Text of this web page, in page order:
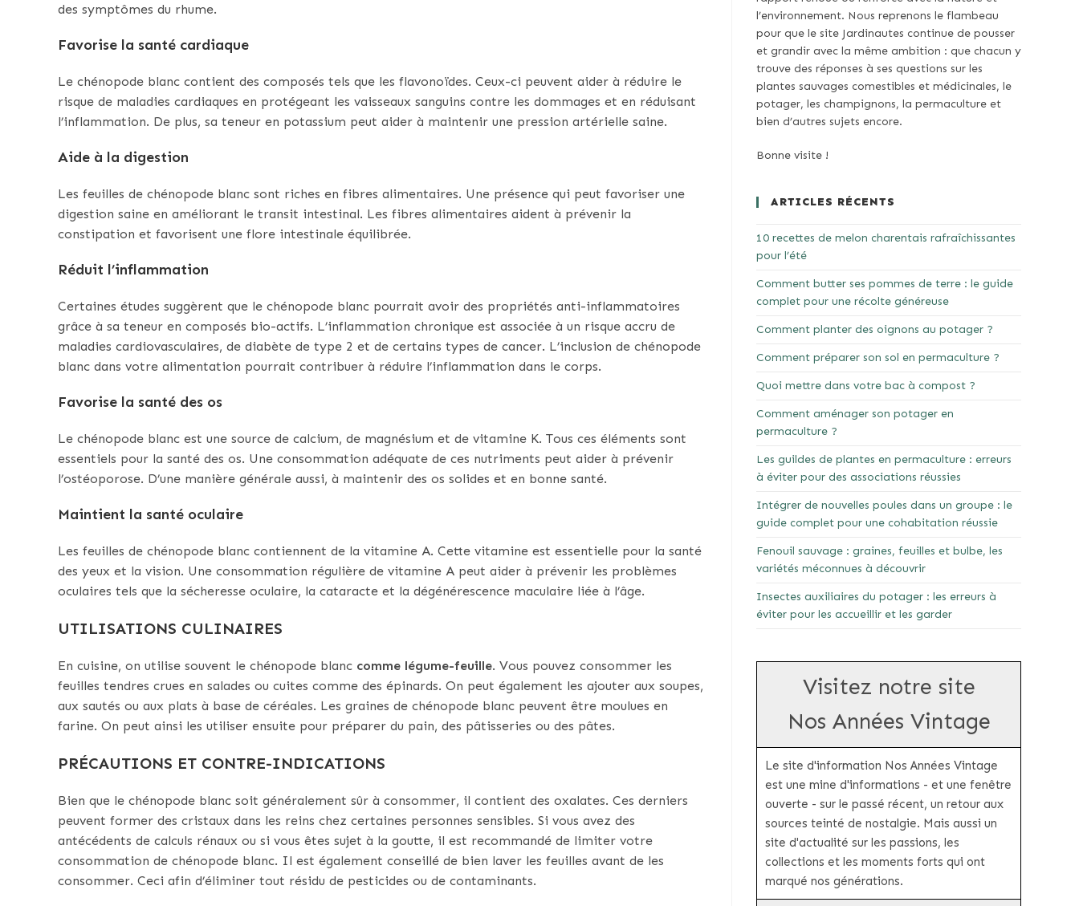
des symptômes du rhume.
Favorise la santé cardiaque
Le chénopode blanc contient des composés tels que les flavonoïdes. Ceux-ci peuvent aider à réduire le
risque de maladies cardiaques en protégeant les vaisseaux sanguins contre les dommages et en réduisant
l’inflammation. De plus, sa teneur en potassium peut aider à maintenir une pression artérielle saine.
Aide à la digestion
Les feuilles de chénopode blanc sont riches en fibres alimentaires. Une présence qui peut favoriser une
digestion saine en améliorant le transit intestinal. Les fibres alimentaires aident à prévenir la
constipation et favorisent une flore intestinale équilibrée.
Réduit l’inflammation
Certaines études suggèrent que le chénopode blanc pourrait avoir des propriétés anti-inflammatoires
grâce à sa teneur en composés bio-actifs. L’inflammation chronique est associée à un risque accru de
maladies cardiovasculaires, de diabète de type 2 et de certains types de cancer. L’inclusion de chénopode
blanc dans votre alimentation pourrait contribuer à réduire l’inflammation dans le corps.
Favorise la santé des os
Le chénopode blanc est une source de calcium, de magnésium et de vitamine K. Tous ces éléments sont
essentiels pour la santé des os. Une consommation adéquate de ces nutriments peut aider à prévenir
l’ostéoporose. D’une manière générale aussi, à maintenir des os solides et en bonne santé.
Maintient la santé oculaire
Les feuilles de chénopode blanc contiennent de la vitamine A. Cette vitamine est essentielle pour la santé
des yeux et la vision. Une consommation régulière de vitamine A peut aider à prévenir les problèmes
oculaires tels que la sécheresse oculaire, la cataracte et la dégénérescence maculaire liée à l’âge.
UTILISATIONS CULINAIRES
En cuisine, on utilise souvent le chénopode blanc comme légume-feuille. Vous pouvez consommer les
feuilles tendres crues en salades ou cuites comme des épinards. On peut également les ajouter aux soupes,
aux sautés ou aux plats à base de céréales. Les graines de chénopode blanc peuvent être moulues en
farine. On peut ainsi les utiliser ensuite pour préparer du pain, des pâtisseries ou des pâtes.
PRÉCAUTIONS ET CONTRE-INDICATIONS
Bien que le chénopode blanc soit généralement sûr à consommer, il contient des oxalates. Ces derniers
peuvent former des cristaux dans les reins chez certaines personnes sensibles. Si vous avez des
antécédents de calculs rénaux ou si vous êtes sujet à la goutte, il est recommandé de limiter votre
consommation de chénopode blanc. Il est également conseillé de bien laver les feuilles avant de les
consommer. Ceci afin d’éliminer tout résidu de pesticides ou de contaminants.
l’environnement. Nous reprenons le flambeau
pour que le site Jardinautes continue de pousser
et grandir avec la même ambition : que chacun y
trouve des réponses à ses questions sur les
plantes sauvages comestibles et médicinales, le
potager, les champignons, la permaculture et
bien d’autres sujets encore.
Bonne visite !
ARTICLES RÉCENTS
10 recettes de melon charentais rafraîchissantes
pour l’été
Comment butter ses pommes de terre : le guide
complet pour une récolte généreuse
Comment planter des oignons au potager ?
Comment préparer son sol en permaculture ?
Quoi mettre dans votre bac à compost ?
Comment aménager son potager en
permaculture ?
Les guildes de plantes en permaculture : erreurs
à éviter pour des associations réussies
Intégrer de nouvelles poules dans un groupe : le
guide complet pour une cohabitation réussie
Fenouil sauvage : graines, feuilles et bulbe, les
variétés méconnues à découvrir
Insectes auxiliaires du potager : les erreurs à
éviter pour les accueillir et les garder
Visitez notre site
Nos Années Vintage
Le site d'information Nos Années Vintage
est une mine d'informations - et une fenêtre
ouverte - sur le passé récent, un retour aux
sources teinté de nostalgie. Mais aussi un
site d'actualité sur les passions, les
collections et les moments forts qui ont
marqué nos générations.